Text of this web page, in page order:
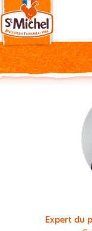
Expert du